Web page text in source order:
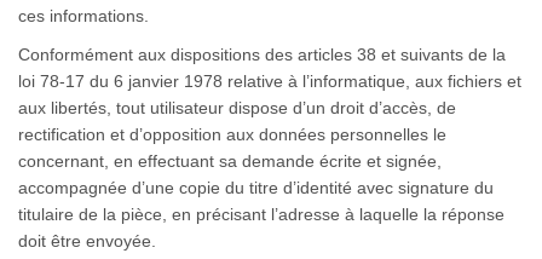
ces informations.
Conformément aux dispositions des articles 38 et suivants de la
loi 78-17 du 6 janvier 1978 relative à l’informatique, aux fichiers et
aux libertés, tout utilisateur dispose d’un droit d’accès, de
rectification et d’opposition aux données personnelles le
concernant, en effectuant sa demande écrite et signée,
accompagnée d’une copie du titre d’identité avec signature du
titulaire de la pièce, en précisant l’adresse à laquelle la réponse
doit être envoyée.